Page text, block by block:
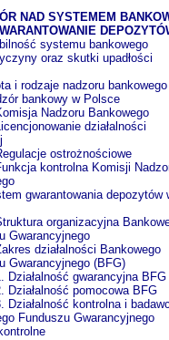
NAD SYSTEMEM
systemu bankowego
oraz skutki upadłości
i rodzaje nadzoru bankowego
bankowy w Polsce
Nadzoru Bankowego
działalności
ostrożnościowe
kontrolna Komisji
gwarantowania depozytów
organizacyjna
Gwarancyjnego
działalności Bankowego
Gwarancyjnego (BFG)
Działalność gwarancyjna BFG
Działalność pomocowa BFG
Działalność kontrolna i
Funduszu Gwarancyjnego